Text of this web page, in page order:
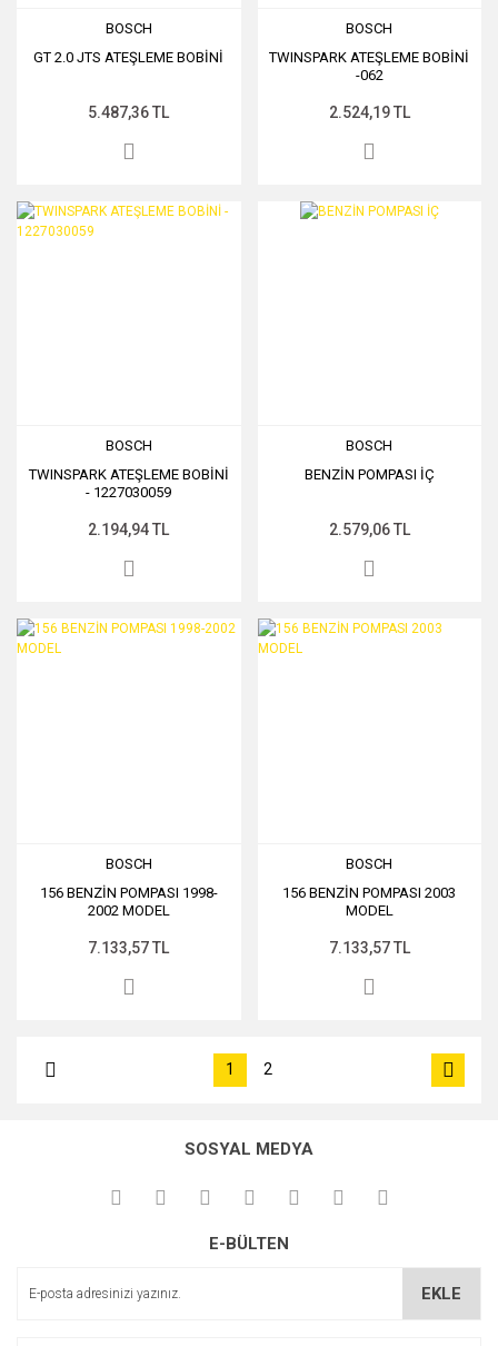
BOSCH
GT 2.0 JTS ATEŞLEME BOBİNİ
5.487,36 TL
BOSCH
TWINSPARK ATEŞLEME BOBİNİ
-062
2.524,19 TL
BOSCH
TWINSPARK ATEŞLEME BOBİNİ
- 1227030059
2.194,94 TL
BOSCH
BENZİN POMPASI İÇ
2.579,06 TL
BOSCH
156 BENZİN POMPASI 1998-
2002 MODEL
7.133,57 TL
BOSCH
156 BENZİN POMPASI 2003
MODEL
7.133,57 TL
1 2
SOSYAL MEDYA
E-BÜLTEN
EKLE